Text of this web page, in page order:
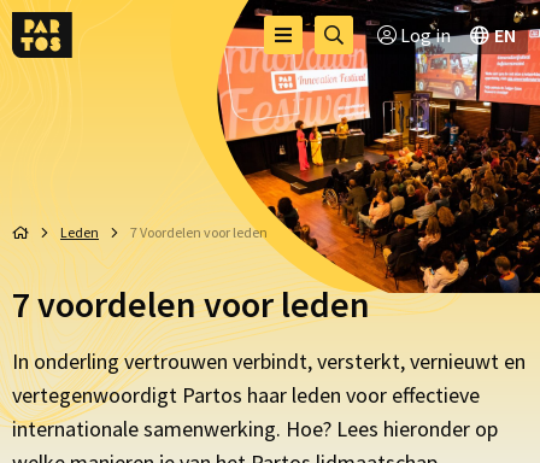
Toggle
menu
Menu
Ga
naar
zoekpagina
Log in EN
Leden 7 Voordelen voor leden
7 voordelen voor leden
In onderling vertrouwen verbindt, versterkt, vernieuwt en
vertegenwoordigt Partos haar leden voor effectieve
internationale samenwerking. Hoe? Lees hieronder op